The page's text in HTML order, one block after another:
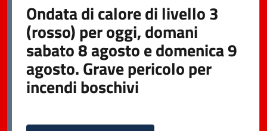
Ondata di calore di livello 3
(rosso) per oggi, domani
sabato 8 agosto e domenica 9
agosto. Grave pericolo per
incendi boschivi